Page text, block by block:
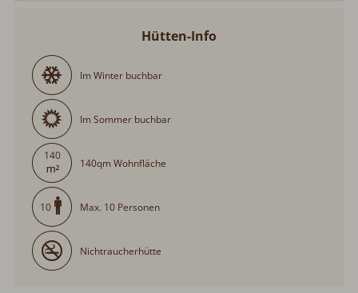
Hütten-Info
Im Winter buchbar
Im Sommer buchbar
140
140qm Wohnfläche
10 Max. 10 Personen
Nichtraucherhütte